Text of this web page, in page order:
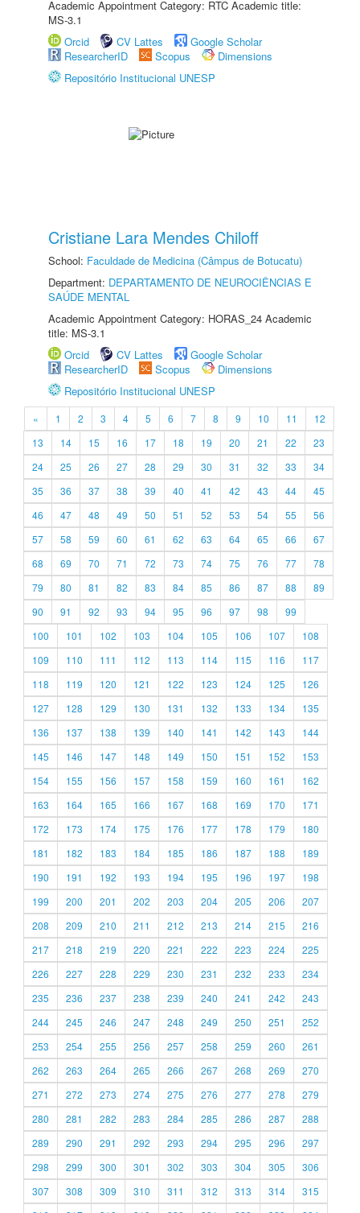
Academic Appointment Category: RTC Academic title:
MS-3.1
Orcid
CV Lattes
Google Scholar
ResearcherID
Scopus
Dimensions
Repositório Institucional UNESP
Cristiane Lara Mendes Chiloff
School: Faculdade de Medicina (Câmpus de Botucatu)
Department: DEPARTAMENTO DE NEUROCIÊNCIAS E
SAÚDE MENTAL
Academic Appointment Category: HORAS_24 Academic
title: MS-3.1
Orcid
CV Lattes
Google Scholar
ResearcherID
Scopus
Dimensions
Repositório Institucional UNESP
« 1 2 3 4 5 6 7 8 9 10 11
12
13
14 15 16 17 18 19 20 21 22
23
24
25 26 27 28 29 30 31 32 33
34
35
36 37 38 39 40 41 42 43 44
45
46
47 48 49 50 51 52 53 54 55
56
57
58 59 60 61 62 63 64 65 66
67
68
69 70 71 72 73 74 75 76 77
78
79
80 81 82 83 84 85 86 87 88
89
90
91 92 93 94 95 96 97 98
99
100
101 102 103 104 105 106 107
108
109
110 111 112 113 114 115 116
117
118
119 120 121 122 123 124 125
126
127
128 129 130 131 132 133 134
135
136
137 138 139 140 141 142 143
144
145
146 147 148 149 150 151 152
153
154
155 156 157 158 159 160 161
162
163
164 165 166 167 168 169 170
171
172
173 174 175 176 177 178 179
180
181
182 183 184 185 186 187 188
189
190
191 192 193 194 195 196 197
198
199
200 201 202 203 204 205 206
207
208
209 210 211 212 213 214 215
216
217
218 219 220 221 222 223 224
225
226
227 228 229 230 231 232 233
234
235
236 237 238 239 240 241 242
243
244
245 246 247 248 249 250 251
252
253
254 255 256 257 258 259 260
261
262
263 264 265 266 267 268 269
270
271
272 273 274 275 276 277 278
279
280
281 282 283 284 285 286 287
288
289
290 291 292 293 294 295 296
297
298
299 300 301 302 303 304 305
306
307
308 309 310 311 312 313 314
315